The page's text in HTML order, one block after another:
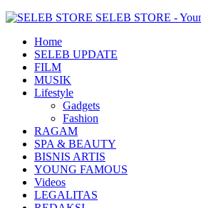
SELEB STORE -
Home
SELEB UPDATE
FILM
MUSIK
Lifestyle
Gadgets
Fashion
RAGAM
SPA & BEAUTY
BISNIS ARTIS
YOUNG FAMOUS
Videos
LEGALITAS